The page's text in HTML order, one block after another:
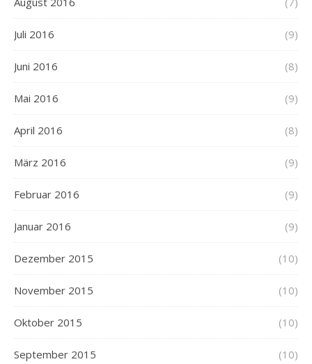
Juli 2016 (9)
Juni 2016 (8)
Mai 2016 (9)
April 2016 (8)
März 2016 (9)
Februar 2016 (9)
Januar 2016 (9)
Dezember 2015 (10)
November 2015 (10)
Oktober 2015 (10)
September 2015 (10)